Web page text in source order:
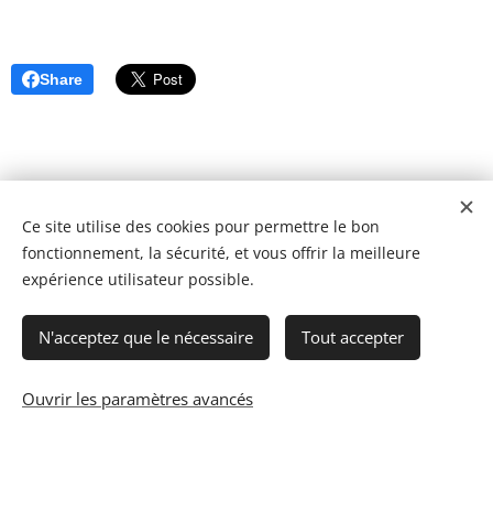
Share
© 2023 Les recettes d'Henri-Luc. Tous droits réservés.
Ce site utilise des cookies pour permettre le bon
fonctionnement, la sécurité, et vous offrir la meilleure
expérience utilisateur possible.
N'acceptez que le nécessaire Tout accepter
Ouvrir les paramètres avancés